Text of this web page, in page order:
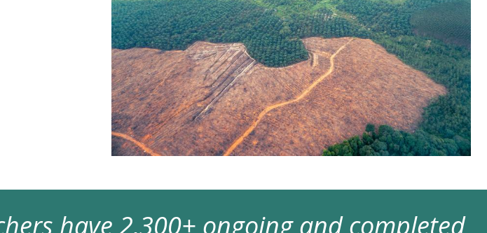
have 2,300+ ongoing and completed